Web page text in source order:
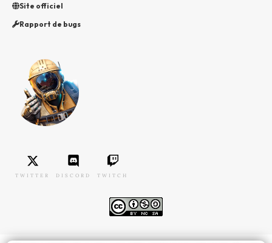
Site officiel
Rapport de bugs
TWITTER DISCORD TWITCH